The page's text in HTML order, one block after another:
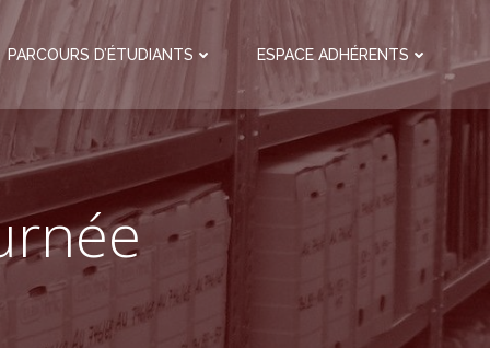
PARCOURS D’ÉTUDIANTS ESPACE ADHÉRENTS